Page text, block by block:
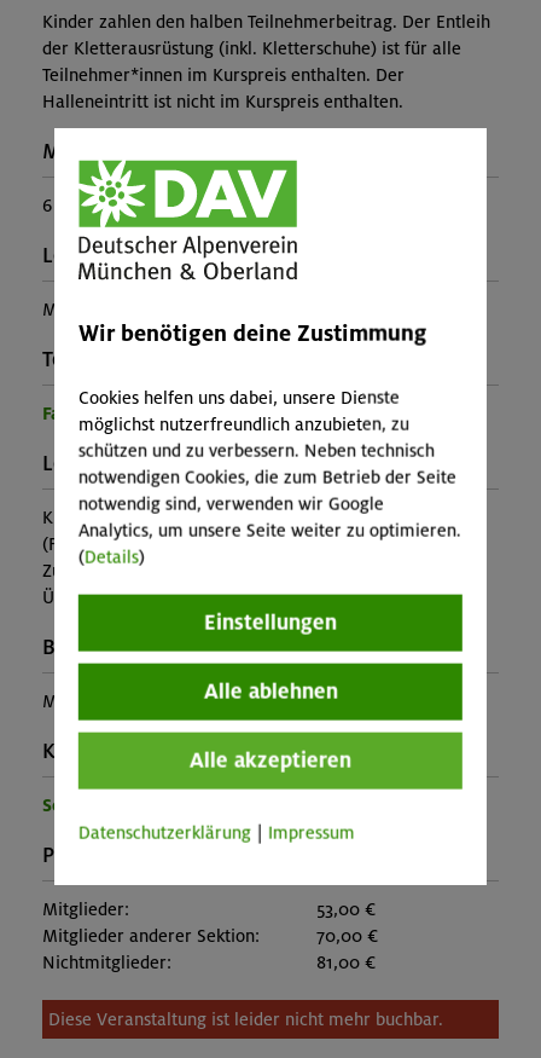
Kinder zahlen den halben Teilnehmerbeitrag. Der Entleih
der Kletterausrüstung (inkl. Kletterschuhe) ist für alle
Teilnehmer*innen im Kurspreis enthalten. Der
Halleneintritt ist nicht im Kurspreis enthalten.
Maximale Teilnehmerzahl:
6
Leiter*in:
Manuel Schnur
Teilprogramm:
Familienprogramm
Leistung:
Kursleitung, Ausrüstung
(Falls nicht in den Leistungen inbegriffen, fallen
Zusatzkosten für z.B. An- und Abreise, Verpflegung,
Übernachtung oder Skipass an.)
Buchungscode:
MUC-25-1510
Kontakt Veranstalter:
Sektion München
Preise:
Mitglieder:
53,00 €
Mitglieder anderer Sektion:
70,00 €
Nichtmitglieder:
81,00 €
Diese Veranstaltung ist leider nicht mehr buchbar.
Wir benötigen deine Zustimmung
Cookies helfen uns dabei, unsere Dienste
möglichst nutzerfreundlich anzubieten, zu
schützen und zu verbessern. Neben technisch
notwendigen Cookies, die zum Betrieb der Seite
notwendig sind, verwenden wir Google
Analytics, um unsere Seite weiter zu optimieren.
(Details)
Einstellungen
Alle ablehnen
Alle akzeptieren
Datenschutzerklärung Impressum